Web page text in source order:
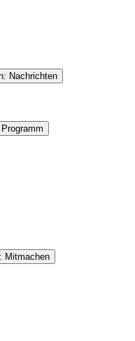
Nachrichten
Mitmachen